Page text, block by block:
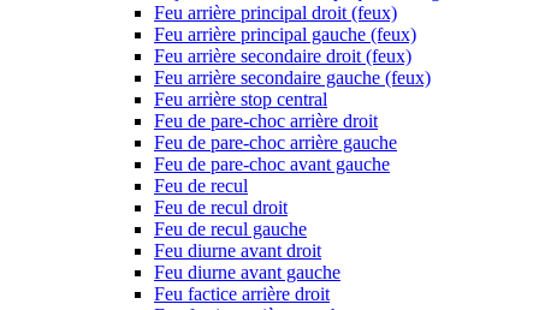
Feu arrière principal droit (feux)
Feu arrière principal gauche (feux)
Feu arrière secondaire droit (feux)
Feu arrière secondaire gauche (feux)
Feu arrière stop central
Feu de pare-choc arrière droit
Feu de pare-choc arrière gauche
Feu de pare-choc avant gauche
Feu de recul
Feu de recul droit
Feu de recul gauche
Feu diurne avant droit
Feu diurne avant gauche
Feu factice arrière droit